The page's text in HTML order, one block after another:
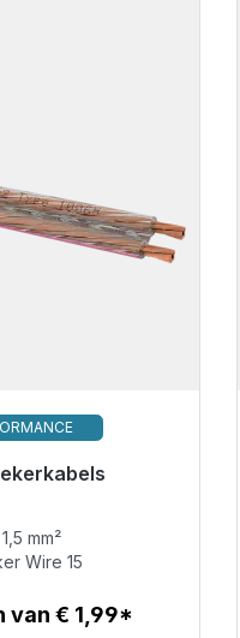
beschikbaar
3,99
mm²
Wire 15
van € 1,99*